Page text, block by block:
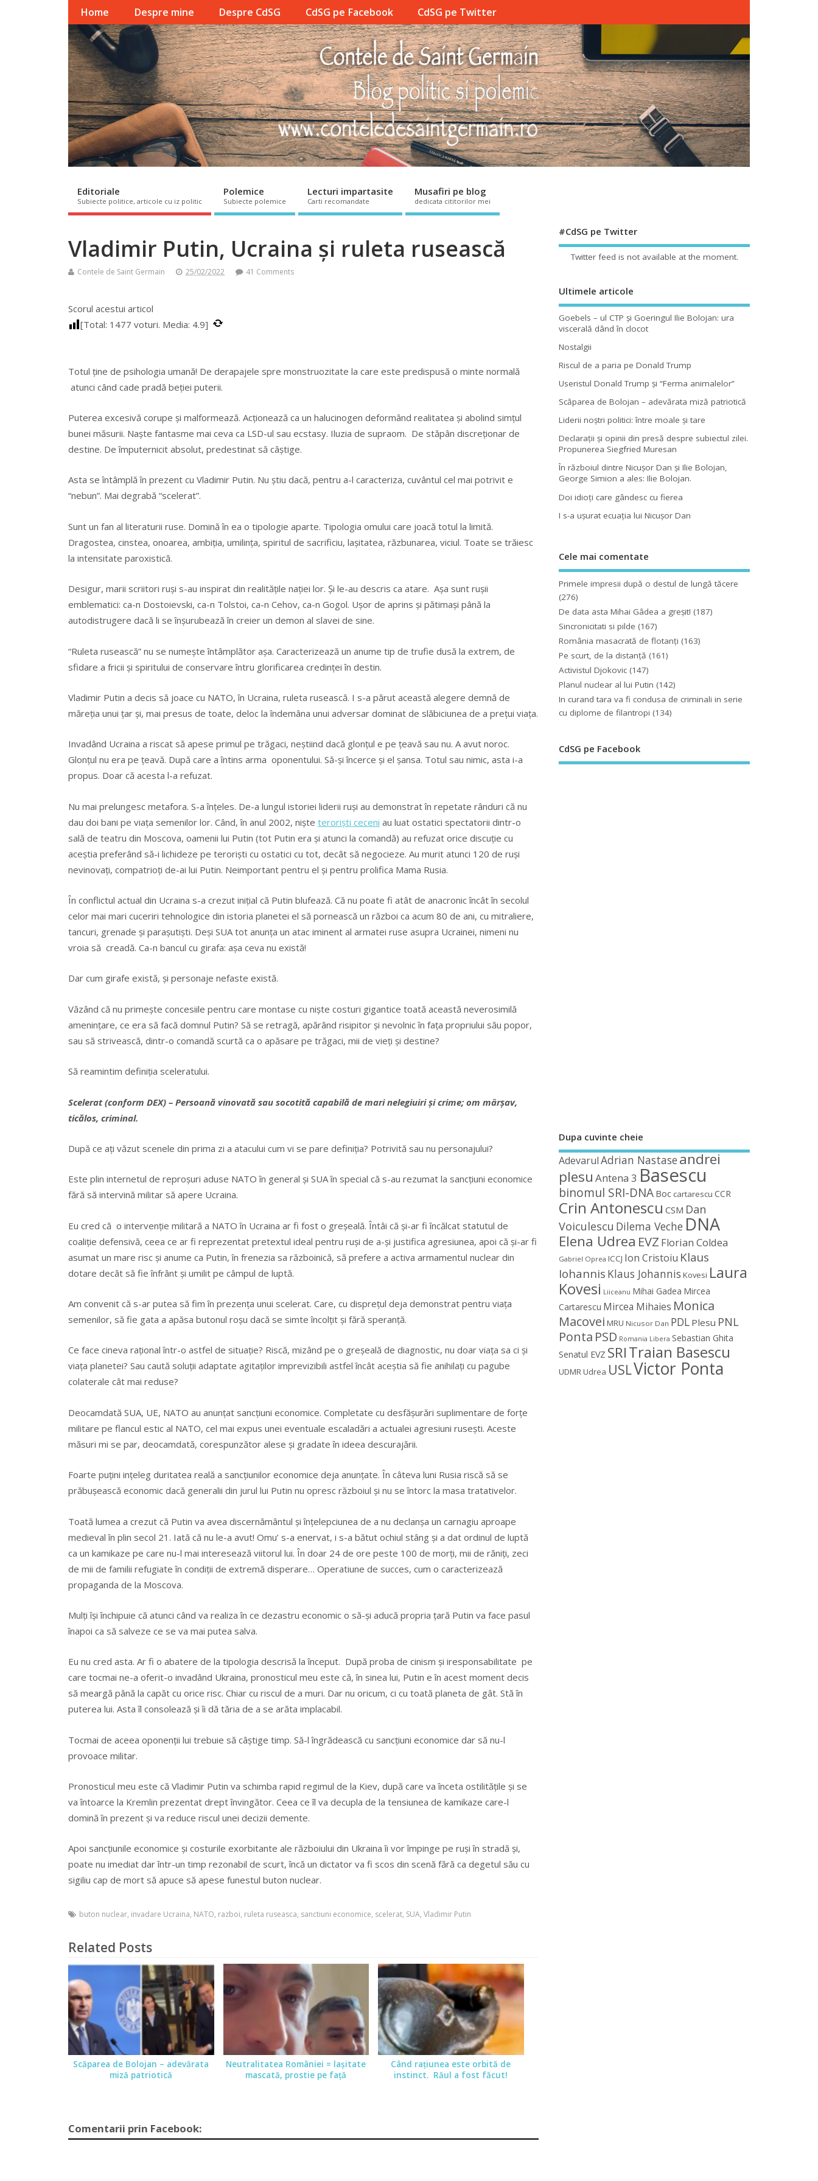
Home Despre mine Despre CdSG CdSG pe Facebook CdSG pe Twitter
Editoriale
Subiecte politice, articole cu iz politic
Polemice
Subiecte polemice
Lecturi impartasite
Carti recomandate
Musafiri pe blog
dedicata cititorilor mei
Vladimir Putin, Ucraina şi ruleta rusească
Contele de Saint Germain 25/02/2022 41 Comments
Scorul acestui articol
[Total: 1477 voturi. Media: 4.9]
Totul ţine de psihologia umană! De derapajele spre monstruozitate la care este predispusă o minte normală
atunci când cade pradă beţiei puterii.
Puterea excesivă corupe şi malformează. Acţionează ca un halucinogen deformând realitatea şi abolind simţul
bunei măsurii. Naşte fantasme mai ceva ca LSD-ul sau ecstasy. Iluzia de supraom. De stăpân discreţionar de
destine. De împuternicit absolut, predestinat să câştige.
Asta se întâmplă în prezent cu Vladimir Putin. Nu ştiu dacă, pentru a-l caracteriza, cuvântul cel mai potrivit e
“nebun”. Mai degrabă “scelerat”.
Sunt un fan al literaturii ruse. Domină în ea o tipologie aparte. Tipologia omului care joacă totul la limită.
Dragostea, cinstea, onoarea, ambiţia, umilinţa, spiritul de sacrificiu, laşitatea, răzbunarea, viciul. Toate se trăiesc
la intensitate paroxistică.
Desigur, marii scriitori ruşi s-au inspirat din realităţile naţiei lor. Şi le-au descris ca atare. Aşa sunt ruşii
emblematici: ca-n Dostoievski, ca-n Tolstoi, ca-n Cehov, ca-n Gogol. Uşor de aprins şi pătimaşi până la
autodistrugere dacă li se înşurubează în creier un demon al slavei de sine.
“Ruleta rusească” nu se numeşte întâmplător aşa. Caracterizează un anume tip de trufie dusă la extrem, de
sfidare a fricii şi spiritului de conservare întru glorificarea credinţei în destin.
Vladimir Putin a decis să joace cu NATO, în Ucraina, ruleta rusească. I s-a părut această alegere demnă de
măreţia unui ţar şi, mai presus de toate, deloc la îndemâna unui adversar dominat de slăbiciunea de a preţui viaţa.
Invadând Ucraina a riscat să apese primul pe trăgaci, neştiind dacă glonţul e pe ţeavă sau nu. A avut noroc.
Glonţul nu era pe ţeavă. După care a întins arma oponentului. Să-şi încerce şi el şansa. Totul sau nimic, asta i-a
propus. Doar că acesta l-a refuzat.
Nu mai prelungesc metafora. S-a înţeles. De-a lungul istoriei liderii ruşi au demonstrat în repetate rânduri că nu
dau doi bani pe viaţa semenilor lor. Când, în anul 2002, nişte terorişti ceceni au luat ostatici spectatorii dintr-o
sală de teatru din Moscova, oamenii lui Putin (tot Putin era şi atunci la comandă) au refuzat orice discuţie cu
aceştia preferând să-i lichideze pe terorişti cu ostatici cu tot, decât să negocieze. Au murit atunci 120 de ruşi
nevinovaţi, compatrioţi de-ai lui Putin. Neimportant pentru el şi pentru prolifica Mama Rusia.
În conflictul actual din Ucraina s-a crezut iniţial că Putin blufează. Că nu poate fi atât de anacronic încât în secolul
celor mai mari cuceriri tehnologice din istoria planetei el să pornească un război ca acum 80 de ani, cu mitraliere,
tancuri, grenade şi paraşutişti. Deşi SUA tot anunţa un atac iminent al armatei ruse asupra Ucrainei, nimeni nu
vroia să creadă. Ca-n bancul cu girafa: aşa ceva nu există!
Dar cum girafe există, şi personaje nefaste există.
Văzând că nu primeşte concesiile pentru care montase cu nişte costuri gigantice toată această neverosimilă
ameninţare, ce era să facă domnul Putin? Să se retragă, apărând risipitor şi nevolnic în faţa propriului său popor,
sau să strivească, dintr-o comandă scurtă ca o apăsare pe trăgaci, mii de vieţi şi destine?
Să reamintim definiţia sceleratului.
Scelerat (conform DEX) – Persoană vinovată sau socotită capabilă de mari nelegiuiri și crime; om mârșav,
ticălos, criminal.
După ce aţi văzut scenele din prima zi a atacului cum vi se pare definiţia? Potrivită sau nu personajului?
Este plin internetul de reproşuri aduse NATO în general şi SUA în special că s-au rezumat la sancţiuni economice
fără să intervină militar să apere Ucraina.
Eu cred că o intervenţie militară a NATO în Ucraina ar fi fost o greşeală. Întâi că şi-ar fi încălcat statutul de
coaliţie defensivă, ceea ce ar fi reprezentat pretextul ideal pentru ruşi de a-şi justifica agresiunea, apoi că şi-ar fi
asumat un mare risc şi anume ca Putin, în frenezia sa războinică, să prefere a activa armamentul nuclear din
dotare decât să fie înfrânt şi umilit pe câmpul de luptă.
Am convenit că s-ar putea să fim în prezenţa unui scelerat. Care, cu dispreţul deja demonstrat pentru viaţa
semenilor, să fie gata a apăsa butonul roşu dacă se simte încolţit şi fără speranţă.
Ce face cineva raţional într-o astfel de situaţie? Riscă, mizând pe o greşeală de diagnostic, nu doar viaţa sa ci şi
viaţa planetei? Sau caută soluţii adaptate agitaţilor imprevizibili astfel încât aceştia să fie anihilaţi cu pagube
colaterale cât mai reduse?
Deocamdată SUA, UE, NATO au anunţat sancţiuni economice. Completate cu desfăşurări suplimentare de forţe
militare pe flancul estic al NATO, cel mai expus unei eventuale escaladări a actualei agresiuni ruseşti. Aceste
măsuri mi se par, deocamdată, corespunzător alese şi gradate în ideea descurajării.
Foarte puţini inţeleg duritatea reală a sancţiunilor economice deja anunţate. În câteva luni Rusia riscă să se
prăbuşească economic dacă generalii din jurul lui Putin nu opresc războiul şi nu se întorc la masa tratativelor.
Toată lumea a crezut că Putin va avea discernământul şi înţelepciunea de a nu declanşa un carnagiu aproape
medieval în plin secol 21. Iată că nu le-a avut! Omu’ s-a enervat, i s-a bătut ochiul stâng şi a dat ordinul de luptă
ca un kamikaze pe care nu-l mai interesează viitorul lui. În doar 24 de ore peste 100 de morţi, mii de răniţi, zeci
de mii de familii refugiate în condiţii de extremă disperare… Operatiune de succes, cum o caracterizează
propaganda de la Moscova.
Mulţi îşi închipuie că atunci când va realiza în ce dezastru economic o să-şi aducă propria ţară Putin va face pasul
înapoi ca să salveze ce se va mai putea salva.
Eu nu cred asta. Ar fi o abatere de la tipologia descrisă la început. După proba de cinism şi iresponsabilitate pe
care tocmai ne-a oferit-o invadând Ukraina, pronosticul meu este că, în sinea lui, Putin e în acest moment decis
să meargă până la capăt cu orice risc. Chiar cu riscul de a muri. Dar nu oricum, ci cu toată planeta de gât. Stă în
puterea lui. Asta îl consolează şi îi dă tăria de a se arăta implacabil.
Tocmai de aceea oponenţii lui trebuie să câştige timp. Să-l îngrădească cu sancţiuni economice dar să nu-l
provoace militar.
Pronosticul meu este că Vladimir Putin va schimba rapid regimul de la Kiev, după care va înceta ostilităţile şi se
va întoarce la Kremlin prezentat drept învingător. Ceea ce îl va decupla de la tensiunea de kamikaze care-l
domină în prezent şi va reduce riscul unei decizii demente.
Apoi sancţiunile economice şi costurile exorbitante ale războiului din Ukraina îi vor împinge pe ruşi în stradă şi,
poate nu imediat dar într-un timp rezonabil de scurt, încă un dictator va fi scos din scenă fără ca degetul său cu
sigiliu cap de mort să apuce să apese funestul buton nuclear.
buton nuclear, invadare Ucraina, NATO, razboi, ruleta ruseasca, sanctiuni economice, scelerat, SUA, Vladimir Putin
Related Posts
Scăparea de Bolojan – adevărata
miză patriotică
Neutralitatea României = laşitate
mascată, prostie pe faţă
Când raţiunea este orbită de
instinct. Răul a fost făcut!
Comentarii prin Facebook:
#CdSG pe Twitter
Twitter feed is not available at the moment.
Ultimele articole
Goebels – ul CTP şi Goeringul Ilie Bolojan: ura
viscerală dând în clocot
Nostalgii
Riscul de a paria pe Donald Trump
Useristul Donald Trump şi “Ferma animalelor”
Scăparea de Bolojan – adevărata miză patriotică
Liderii noştri politici: între moale şi tare
Declaraţii şi opinii din presă despre subiectul zilei.
Propunerea Siegfried Muresan
În războiul dintre Nicuşor Dan şi Ilie Bolojan,
George Simion a ales: Ilie Bolojan.
Doi idioţi care gândesc cu fierea
I s-a uşurat ecuaţia lui Nicuşor Dan
Cele mai comentate
Primele impresii după o destul de lungă tăcere
(276)
De data asta Mihai Gâdea a greşit! (187)
Sincronicitati si pilde (167)
România masacrată de flotanţi (163)
Pe scurt, de la distanță (161)
Activistul Djokovic (147)
Planul nuclear al lui Putin (142)
In curand tara va fi condusa de criminali in serie
cu diplome de filantropi (134)
CdSG pe Facebook
Dupa cuvinte cheie
Adevarul Adrian Nastaseandrei
plesu Antena 3 Basescu
binomul SRI-DNA Boc cartarescu CCR
Crin Antonescu CSM Dan
Voiculescu Dilema Veche DNA
Elena Udrea EVZ Florian Coldea
Gabriel Oprea ICCJ Ion Cristoiu Klaus
Iohannis Klaus Johannis Kovesi Laura
Kovesi Liiceanu Mihai Gadea Mircea
Cartarescu Mircea Mihaies Monica
Macovei MRU Nicusor Dan PDL Plesu PNL
Ponta PSD Romania Libera Sebastian Ghita
Senatul EVZ SRITraian Basescu
UDMRUdrea USLVictor Ponta